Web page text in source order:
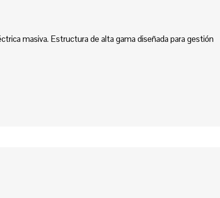
masiva. Estructura de alta gama diseñada para gestión